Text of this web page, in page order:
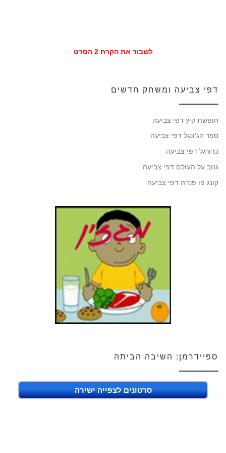
לשבור את הקרח 2 הסרט
דפי צביעה ומשחק חדשים
חופשת קיץ דפי צביעה
ספר הג'ונגל דפי צביעה
כדורגל דפי צביעה
גנוב על העולם דפי צביעה
קונג פו פנדה דפי צביעה
ספיידרמן: השיבה הביתה
סרטונים לצפייה ישירה